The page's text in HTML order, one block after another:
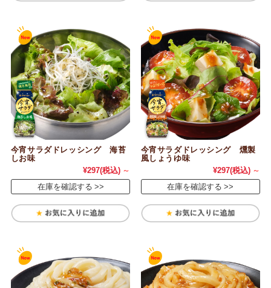
今宵サラダドレッシング 海苔
しお味
¥297(税込) ～
在庫を確認する
今宵サラダドレッシング 燻製
風しょうゆ味
¥297(税込) ～
在庫を確認する